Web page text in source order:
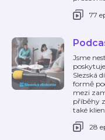
77
Jsme
Slezská
formě
mezi
příběhy
také
28